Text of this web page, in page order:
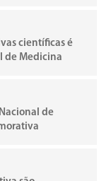
científicas é
de Medicina
de